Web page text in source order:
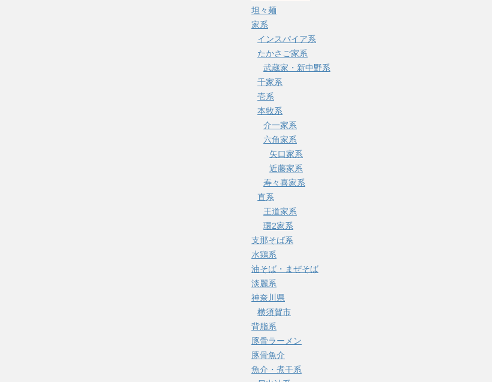
坦々麺
家系
インスパイア系
たかさご家系
武蔵家・新中野系
千家系
壱系
本牧系
介一家系
六角家系
矢口家系
近藤家系
寿々喜家系
直系
王道家系
環2家系
支那そば系
水鶏系
油そば・まぜそば
淡麗系
神奈川県
横須賀市
背脂系
豚骨ラーメン
豚骨魚介
魚介・煮干系